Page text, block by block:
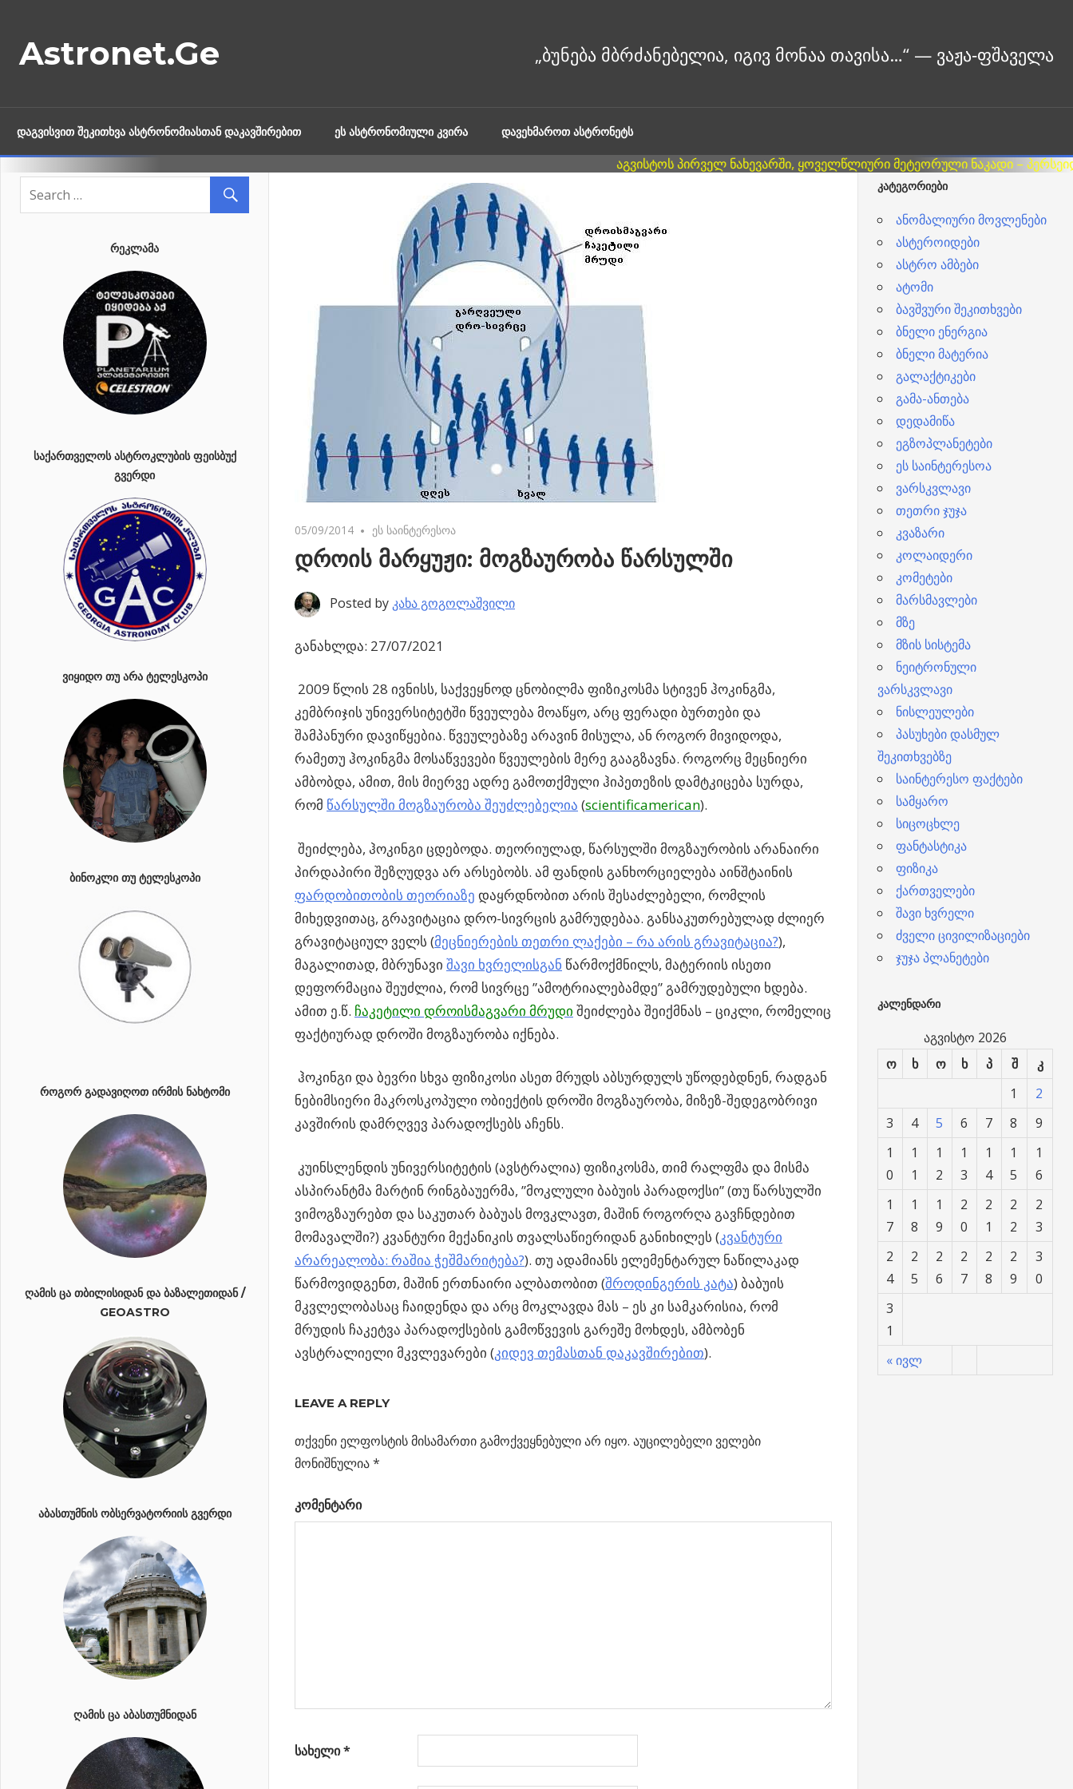
content
Astronet.Ge
ᲓᲐᲒᲕᲘᲡᲕᲘᲗ ᲨᲔᲙᲘᲗᲮᲕᲐ ᲐᲡᲢᲠᲝᲜᲝᲛᲘᲐᲡᲗᲐᲜ ᲓᲐᲙᲐᲕᲨᲘᲠᲔᲑᲘᲗ ᲔᲡ ᲐᲡᲢᲠᲝᲜᲝᲛᲘᲣᲚᲘ ᲙᲕᲘᲠᲐ ᲓᲐᲕᲔᲮᲛᲐᲠᲝᲗ ᲐᲡᲢᲠᲝᲜᲔᲢᲡ
05/09/2014 No comments
ეს საინტერესოა
დროის მარყუჟი: მოგზაურობა წარსულში
Posted by კახა გოგოლაშვილი
განახლდა: 27/07/2021
2009 წლის 28 ივნისს, საქვეყნოდ ცნობილმა ფიზიკოსმა სტივენ ჰოკინგმა,
კემბრიჯის უნივერსიტეტში წვეულება მოაწყო, არც ფერადი ბურთები და
შამპანური დავიწყებია. წვეულებაზე არავინ მისულა, ან როგორ მივიდოდა,
რამეთუ ჰოკინგმა მოსაწვევები წვეულების მერე გააგზავნა. როგორც მეცნიერი
ამბობდა, ამით, მის მიერვე ადრე გამოთქმული ჰიპეთეზის დამტკიცება სურდა,
რომ წარსულში მოგზაურობა შეუძლებელია (scientificamerican).
შეიძლება, ჰოკინგი ცდებოდა. თეორიულად, წარსულში მოგზაურობის არანაირი
პირდაპირი შეზღუდვა არ არსებობს. ამ ფანდის განხორციელება აინშტაინის
ფარდობითობის თეორიაზე დაყრდნობით არის შესაძლებელი, რომლის
მიხედვითაც, გრავიტაცია დრო-სივრცის გამრუდებაა. განსაკუთრებულად ძლიერ
გრავიტაციულ ველს (მეცნიერების თეთრი ლაქები – რა არის გრავიტაცია?),
მაგალითად, მბრუნავი შავი ხვრელისგან წარმოქმნილს, მატერიის ისეთი
დეფორმაცია შეუძლია, რომ სივრცე ”ამოტრიალებამდე” გამრუდებული ხდება.
ამით ე.წ. ჩაკეტილი დროისმაგვარი მრუდი შეიძლება შეიქმნას – ციკლი, რომელიც
ფაქტიურად დროში მოგზაურობა იქნება.
ჰოკინგი და ბევრი სხვა ფიზიკოსი ასეთ მრუდს აბსურდულს უწოდებდნენ, რადგან
ნებიმსიერი მაკროსკოპული ობიექტის დროში მოგზაურობა, მიზეზ-შედეგობრივი
კავშირის დამრღვევ პარადოქსებს აჩენს.
კუინსლენდის უნივერსიტეტის (ავსტრალია) ფიზიკოსმა, თიმ რალფმა და მისმა
ასპირანტმა მარტინ რინგბაუერმა, ”მოკლული ბაბუის პარადოქსი” (თუ წარსულში
ვიმოგზაურებთ და საკუთარ ბაბუას მოვკლავთ, მაშინ როგორღა გავჩნდებით
მომავალში?) კვანტური მექანიკის თვალსაწიერიდან განიხილეს (კვანტური
არარეალობა: რაშია ჭეშმარიტება?). თუ ადამიანს ელემენტარულ ნაწილაკად
წარმოვიდგენთ, მაშინ ერთნაირი ალბათობით (შროდინგერის კატა) ბაბუის
მკვლელობასაც ჩაიდენდა და არც მოკლავდა მას – ეს კი სამკარისია, რომ
მრუდის ჩაკეტვა პარადოქსების გამოწვევის გარეშე მოხდეს, ამბობენ
ავსტრალიელი მკვლევარები (კიდევ თემასთან დაკავშირებით).
ნავიგაცია
Previous
გროვა და
კომეტა
სპრინგი
მშვილდოსანში
LEAVE A REPLY
თქვენი ელფოსტის მისამართი გამოქვეყნებული არ იყო. აუცილებელი ველები
მონიშნულია*
კომენტარი
სახელი*
ᲠᲔᲙᲚᲐᲛᲐ
ᲡᲐᲥᲐᲠᲗᲕᲔᲚᲝᲡ ᲐᲡᲢᲠᲝᲙᲚᲣᲑᲘᲡ ᲤᲔᲘᲡᲑᲣᲥ
ᲒᲕᲔᲠᲓᲘ
ᲕᲘᲧᲘᲓᲝ ᲗᲣ ᲐᲠᲐ ᲢᲔᲚᲔᲡᲙᲝᲞᲘ
ᲑᲘᲜᲝᲙᲚᲘ ᲗᲣ ᲢᲔᲚᲔᲡᲙᲝᲞᲘ
ᲠᲝᲒᲝᲠ ᲒᲐᲓᲐᲕᲘᲦᲝᲗ ᲘᲠᲛᲘᲡ ᲜᲐᲮᲢᲝᲛᲘ
ᲦᲐᲛᲘᲡ ᲪᲐ ᲗᲑᲘᲚᲘᲡᲘᲓᲐᲜ ᲓᲐ ᲑᲐᲖᲐᲚᲔᲗᲘᲓᲐᲜ /
GEOASTRO
ᲐᲑᲐᲡᲗᲣᲛᲜᲘᲡ ᲝᲑᲡᲔᲠᲕᲐᲢᲝᲠᲘᲘᲡ ᲒᲕᲔᲠᲓᲘ
ᲦᲐᲛᲘᲡ ᲪᲐ ᲐᲑᲐᲡᲗᲣᲛᲜᲘᲓᲐᲜ
ᲙᲐᲢᲔᲒᲝᲠᲘᲔᲑᲘ
ანომალიური მოვლენები
ასტეროიდები
ასტრო ამბები
ატომი
ბავშვური შეკითხვები
ბნელი ენერგია
ბნელი მატერია
გალაქტიკები
გამა-ანთება
დედამიწა
ეგზოპლანეტები
ეს საინტერესოა
ვარსკვლავი
თეთრი ჯუჯა
კვაზარი
კოლაიდერი
კომეტები
მარსმავლები
მზე
მზის სისტემა
ნეიტრონული
ვარსკვლავი
ნისლეულები
პასუხები დასმულ
შეკითხვებზე
საინტერესო ფაქტები
სამყარო
სიცოცხლე
ფანტასტიკა
ფიზიკა
ქართველები
შავი ხვრელი
ძველი ცივილიზაციები
ჯუჯა პლანეტები
ᲙᲐᲚᲔᲜᲓᲐᲠᲘ
აგვისტო 2026
ო
ხ ო ხ პ შ კ
« ივლ
1
2
3
4 5 6 7 8
9
1
0
1
1
1
2
1
3
1
4
1
5
1
6
1
7
1
8
1
9
2
0
2
1
2
2
2
3
2
4
2
5
2
6
2
7
2
8
2
9
3
0
3
1